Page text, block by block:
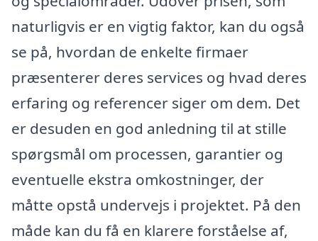
naturligvis er en vigtig faktor, kan du også
se på, hvordan de enkelte firmaer
præsenterer deres services og hvad deres
erfaring og referencer siger om dem. Det
er desuden en god anledning til at stille
spørgsmål om processen, garantier og
eventuelle ekstra omkostninger, der
måtte opstå undervejs i projektet. På den
måde kan du få en klarere forståelse af,